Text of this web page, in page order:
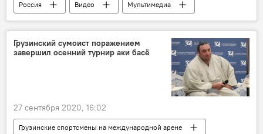
Россия Видео
Мультимедиа
авиация
Грузинский сумоист поражением
завершил осенний турнир аки басё
27 сентября 2020, 16:02
Грузинские спортсмены на международной арене